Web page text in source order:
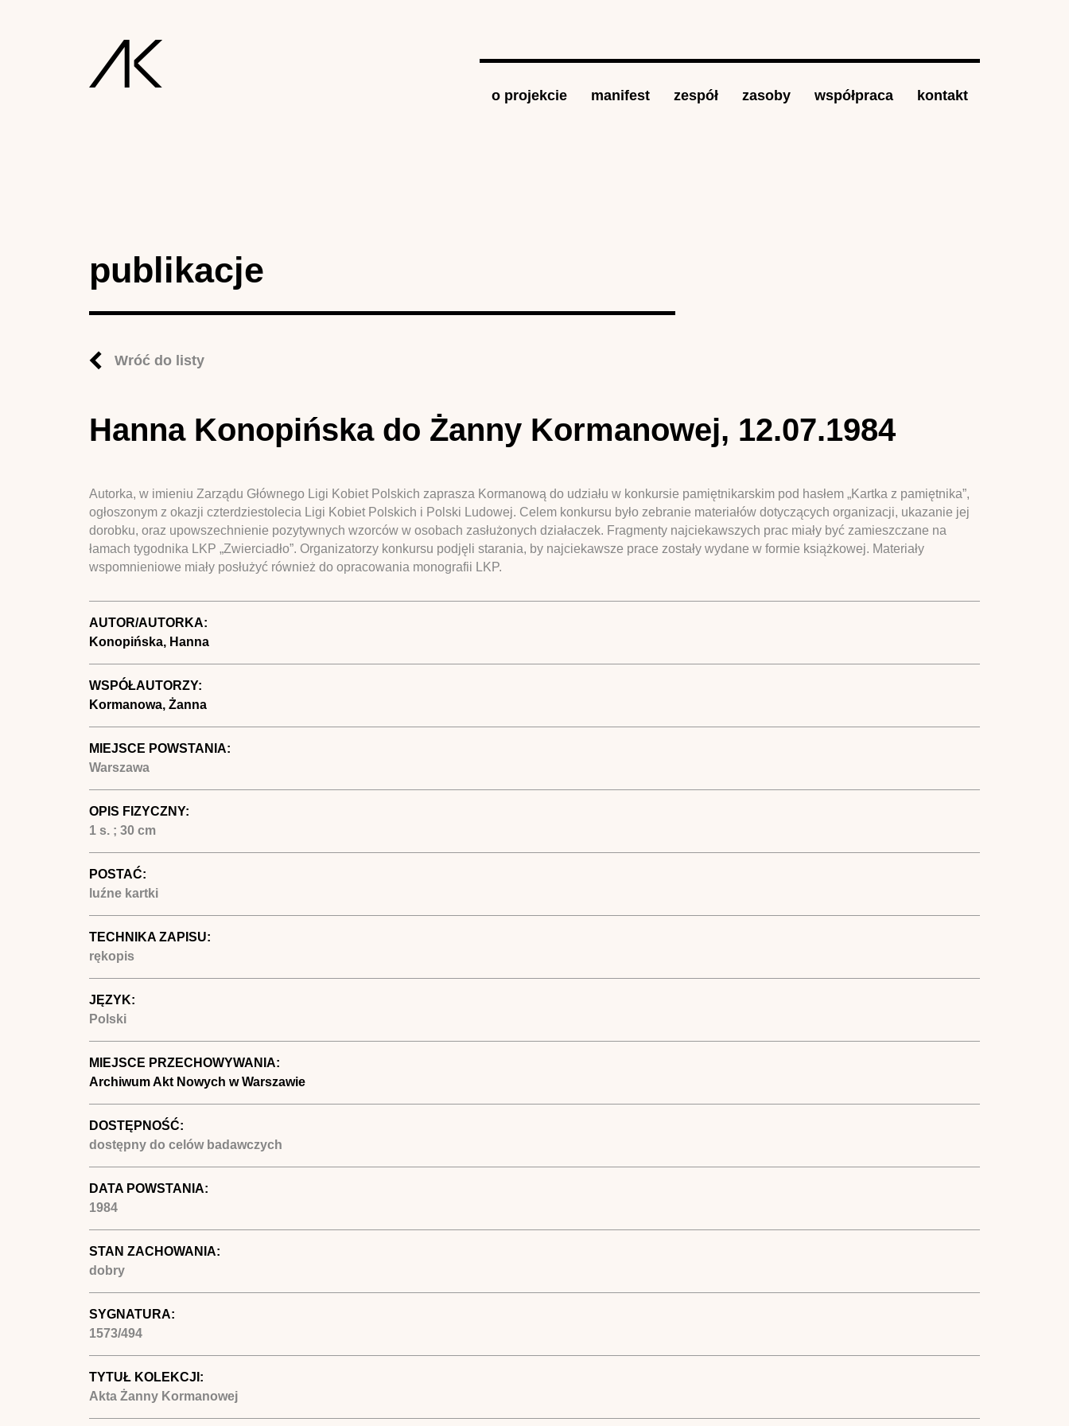
o projekcie manifest zespół zasoby współpraca kontakt
publikacje
Wróć do listy
Hanna Konopińska do Żanny Kormanowej, 12.07.1984
Autorka, w imieniu Zarządu Głównego Ligi Kobiet Polskich zaprasza Kormanową do udziału w konkursie pamiętnikarskim pod hasłem „Kartka z pamiętnika”,
ogłoszonym z okazji czterdziestolecia Ligi Kobiet Polskich i Polski Ludowej. Celem konkursu było zebranie materiałów dotyczących organizacji, ukazanie jej
dorobku, oraz upowszechnienie pozytywnych wzorców w osobach zasłużonych działaczek. Fragmenty najciekawszych prac miały być zamieszczane na
łamach tygodnika LKP „Zwierciadło”. Organizatorzy konkursu podjęli starania, by najciekawsze prace zostały wydane w formie książkowej. Materiały
wspomnieniowe miały posłużyć również do opracowania monografii LKP.
AUTOR/AUTORKA:
Konopińska, Hanna
WSPÓŁAUTORZY:
Kormanowa, Żanna
MIEJSCE POWSTANIA:
Warszawa
OPIS FIZYCZNY:
1 s. ; 30 cm
POSTAĆ:
luźne kartki
TECHNIKA ZAPISU:
rękopis
JĘZYK:
Polski
MIEJSCE PRZECHOWYWANIA:
Archiwum Akt Nowych w Warszawie
DOSTĘPNOŚĆ:
dostępny do celów badawczych
DATA POWSTANIA:
1984
STAN ZACHOWANIA:
dobry
SYGNATURA:
1573/494
TYTUŁ KOLEKCJI:
Akta Żanny Kormanowej